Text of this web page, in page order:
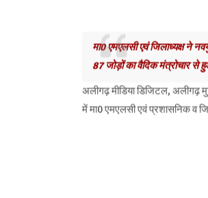
मा0 एमएलसी एवं जिलाध्यक्ष ने
87 जोड़ों का वैदिक मंत्रोचार से
अलीगढ़ मीडिया डिजिटल, अलीगढ़
में मा0 एमएलसी एवं प्रशासनिक व